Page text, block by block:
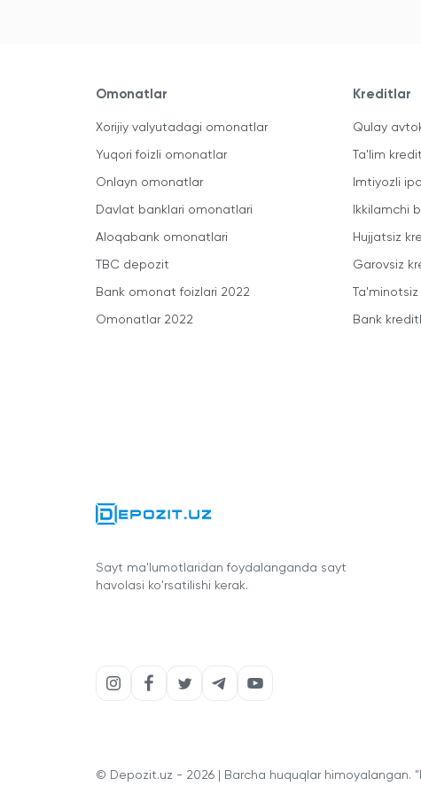
Omonatlar
Xorijiy valyutadagi omonatlar
Yuqori foizli omonatlar
Onlayn omonatlar
Davlat banklari omonatlari
Aloqabank omonatlari
TBC depozit
Bank omonat foizlari 2022
Omonatlar 2022
Kreditlar
Qulay
Ta'lim
Imtiyozli
Ikkilamchi
Hujjatsiz
Garovsiz
Bank
Sayt ma'lumotlaridan foydalanganda sayt
havolasi ko'rsatilishi kerak.
© Depozit.uz - 2026 | Barcha huquqlar himoyalangan.